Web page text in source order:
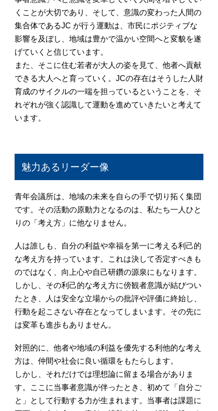
くことが大切であり、そして、意識の変わった人間の
集合体であるJC が行う運動は、市民にポジティブな
影響を及ぼし、地域は豊かで温かい空間へと変貌を遂
げていくと信じています。
また、そこに住む若者が大人の姿を見て、他者へ貢献
できる大人へと育っていく。JCの存在はそうした人財
育成のサイクルの一端を担っているということを、そ
れぞれが強く認識して運動を進めていきたいと考えて
います。
魅力あるリーダー像
青年会議所は、地域の未来を自らの手で切り拓く集団
です。その活動の原動力となるのは、私たち一人ひと
りの「考え方」に他なりません。
人は誰しも、自分の利益や幸福を第一に考える利己的
な考え方を持っています。これは決して否定すべきも
のではなく、向上心や自己研鑽の源泉にもなります。
しかし、その利己的な考え方に傍観者意識が結びつい
たとき、人は安全な立場からの批評や評価に終始し、
行動を起こさない存在となってしまいます。その先に
は変革も進歩もありません。
対照的に、他者や地域の利益を優先する利他的な考え
方は、仲間や社会に良い循環をもたらします。
しかし、それだけでは理想論に留まる場合がありま
す。ここに当事者意識が伴ったとき、初めて「自分ご
と」として行動する力が生まれます。当事者は課題に